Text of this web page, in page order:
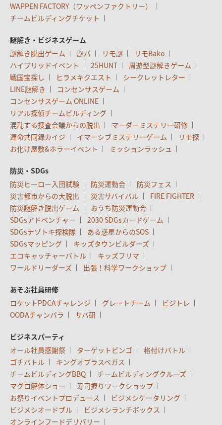
WAPPEN FACTORY（ワッペンファクトリー）
チームビルディングチケット
謎解き・ビジネスゲーム
謎解き脱出ゲーム
謎パ リモ謎
リモBako
ハイブリッドイベント
25HUNT
周遊型謎解きゲーム
戦国宝探し
ヒラメキクエスト
シークレットレター
LINE謎解き
コンセンサスゲーム
コンセンサスゲーム ONLINE
リアル探偵チームビルディング
混乱する捜査会議からの脱出
マーダーミステリー研修
運命共同録カイジ
イマーシブミステリーゲーム
リモ探
お化け屋敷&ホラーイベント
ミッションラッシュ
防災・SDGs
防災ヒーロー入団試験
防災運動会
防災フェス
災害都市からの大脱出
災害サバイバル
FIRE FIGHTER
防災謎解き脱出ゲーム
おうち防災運動会
SDGsアドベンチャー
2030 SDGsカードゲーム
SDGsナゾトキ探検隊
ある惑星からのSOS
SDGsマッピング
キッズタウンビルダーズ
エコキャッチャーバトル
キッズフリマ
ワールドリーダーズ
出張！科学ワークショップ
あそぶ社員研修
ロケットPDCAチャレンジ
グレートチーム
ビジトレ
OODAチャンバラ
サバ研
ビジネスパーティ
オール社員感謝祭
ターゲットビンゴ
格付けバトル
ゴチバトル
キングオブラスベガス
チームビルディングBBQ
チームビルディングクルーズ
マグロ解体ショー
寿司握りワークショップ
お祭りイベントプロデュース
ビジメシケータリング
ビジメシオードブル
ビジメシランチボックス
オンラインフードデリバリー